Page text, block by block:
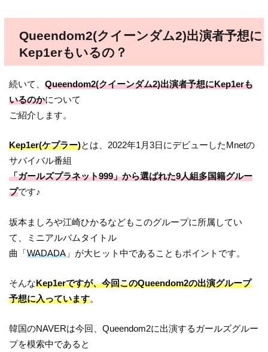
Queendom2(クイーンダム2)出演者予想に
Kep1erもいるの？
続いて、Queendom2(クイーンダム2)出演者予想にKep1erも
いるのかについて
ご紹介します。
Kep1er(ケプラー)とは、2022年1月3日にデビューしたMnetの
サバイバル番組
「ガールズプラネット999」から選ばれた9人組多国籍グルー
プです♪
坂本ましろや江崎ひかるなどもこのグループに所属してい
て、ミニアルバムタイトル
曲「WADADA 」が大ヒット中であることもポイントです。
そんなKep1erですが、今回このQueendom2の出演グループ
予想に入っています。
韓国のNAVERは今回、Queendom2に出演するガールズグルー
プを模索中であると